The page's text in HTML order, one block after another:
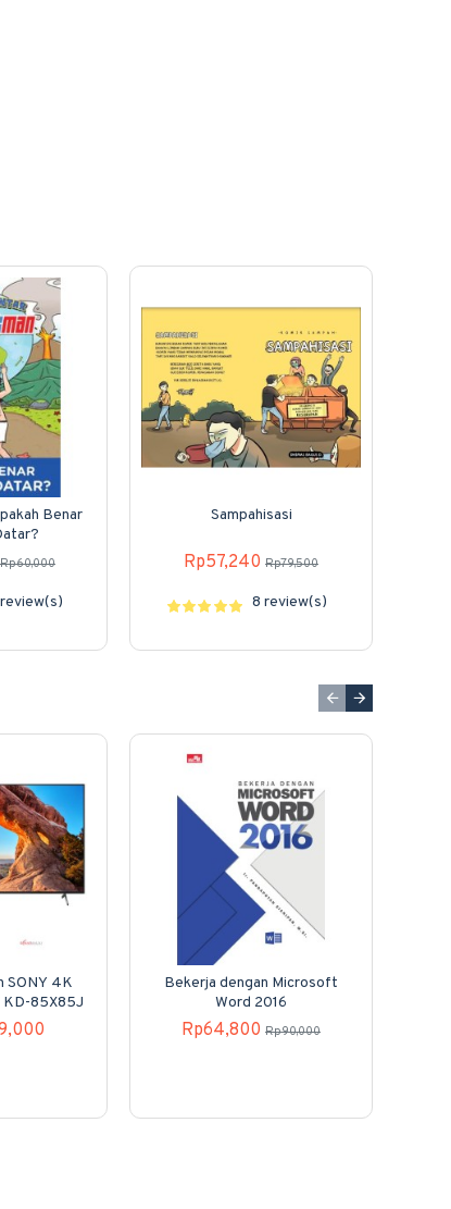
Benar
Rp60,000
Sampahisasi
Rp57,240 Rp79,500
8 review(s)
SONY 4K
KD-85X85J
Bekerja dengan Microsoft
Word 2016
Rp64,800 Rp90,000